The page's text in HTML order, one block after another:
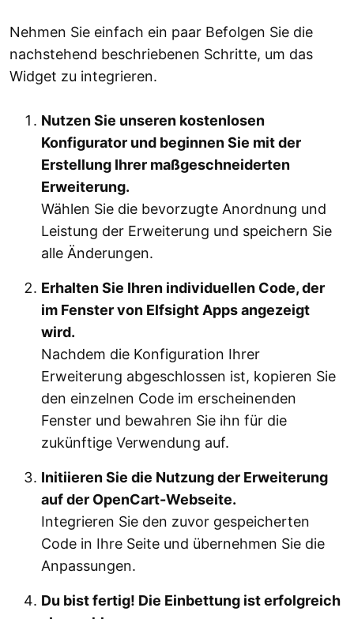
Nehmen Sie einfach ein paar Befolgen Sie die
nachstehend beschriebenen Schritte, um das
Widget zu integrieren.
Nutzen Sie unseren kostenlosen
Konfigurator und beginnen Sie mit der
Erstellung Ihrer maßgeschneiderten
Erweiterung.
Wählen Sie die bevorzugte Anordnung und
Leistung der Erweiterung und speichern Sie
alle Änderungen.
Erhalten Sie Ihren individuellen Code, der
im Fenster von Elfsight Apps angezeigt
wird.
Nachdem die Konfiguration Ihrer
Erweiterung abgeschlossen ist, kopieren Sie
den einzelnen Code im erscheinenden
Fenster und bewahren Sie ihn für die
zukünftige Verwendung auf.
Initiieren Sie die Nutzung der Erweiterung
auf der OpenCart-Webseite.
Integrieren Sie den zuvor gespeicherten
Code in Ihre Seite und übernehmen Sie die
Anpassungen.
Du bist fertig! Die Einbettung ist erfolgreich